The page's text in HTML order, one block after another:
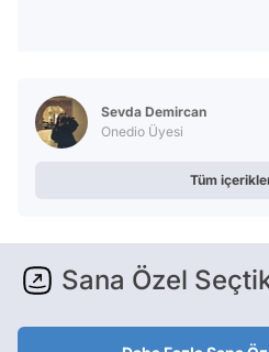
Sevda Demircan
Onedio Üyesi
Tüm
Sana Özel